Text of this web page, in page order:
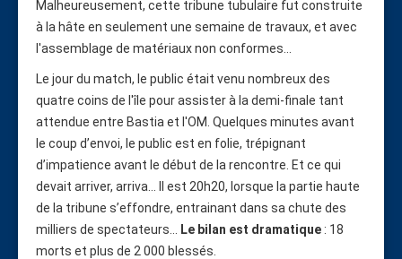
Malheureusement, cette tribune tubulaire fut construite
à la hâte en seulement une semaine de travaux, et avec
l'assemblage de matériaux non conformes...
Le jour du match, le public était venu nombreux des
quatre coins de l'île pour assister à la demi-finale tant
attendue entre Bastia et l'OM. Quelques minutes avant
le coup d’envoi, le public est en folie, trépignant
d’impatience avant le début de la rencontre. Et ce qui
devait arriver, arriva... Il est 20h20, lorsque la partie haute
de la tribune s’effondre, entrainant dans sa chute des
milliers de spectateurs...
Le bilan est dramatique : 18
morts et plus de 2 000 blessés.